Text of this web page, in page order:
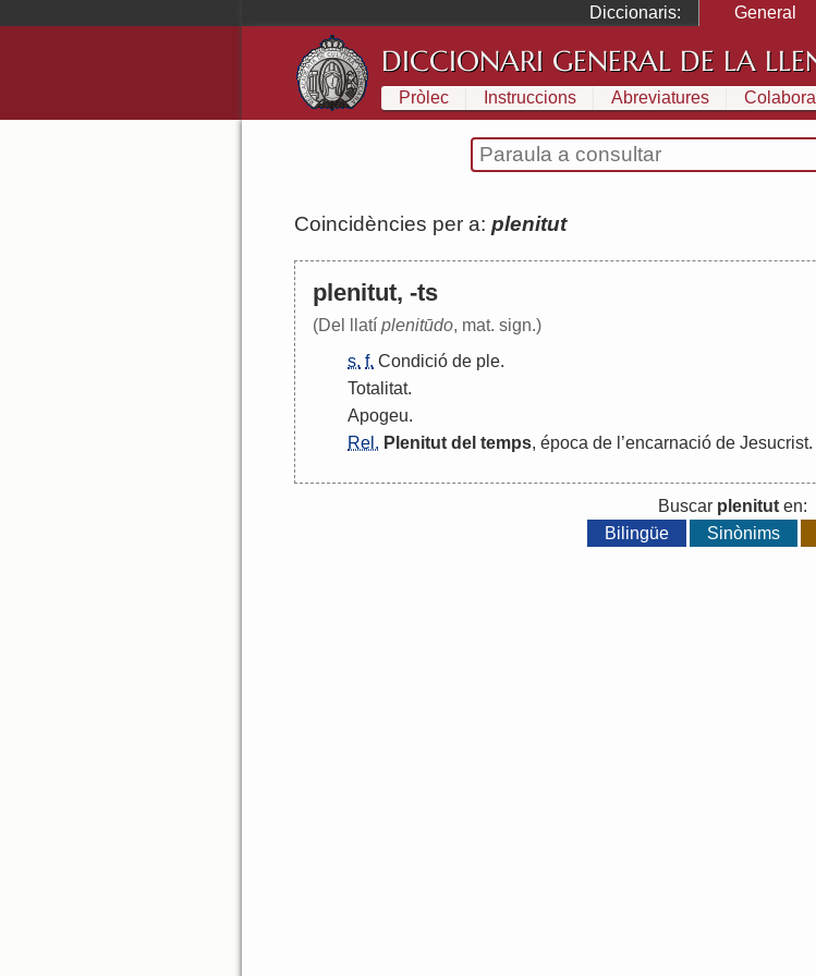
Diccionaris: General
DICCIONARI GENERAL DE LA
Pròlec Instruccions Abreviatures
Coincidències per a: plenitut
plenitut, -ts
(Del llatí plenitūdo, mat. sign.)
s. f. Condició de ple.
Totalitat.
Apogeu.
Rel. Plenitut del temps, época de ’encarnació de Jesucrist.
Buscar plenituten:
Bilingüe
Sinònims